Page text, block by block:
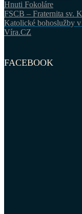
Hnuti Fokoláre
FSCB – Fraternita sv.
Katolické bohoslužby v
Víra.CZ
FACEBOOK